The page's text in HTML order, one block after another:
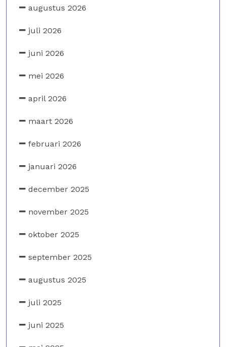
augustus 2026
juli 2026
juni 2026
mei 2026
april 2026
maart 2026
februari 2026
januari 2026
december 2025
november 2025
oktober 2025
september 2025
augustus 2025
juli 2025
juni 2025